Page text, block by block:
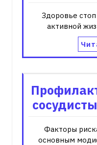
Здоровье
активной
Факторы
основным